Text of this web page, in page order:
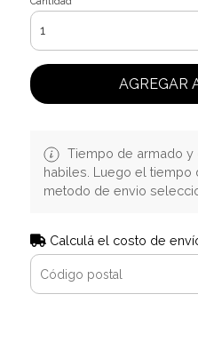
AGREGAR
Tiempo de armado
habiles. Luego el
metodo de envio
Calculá el costo de